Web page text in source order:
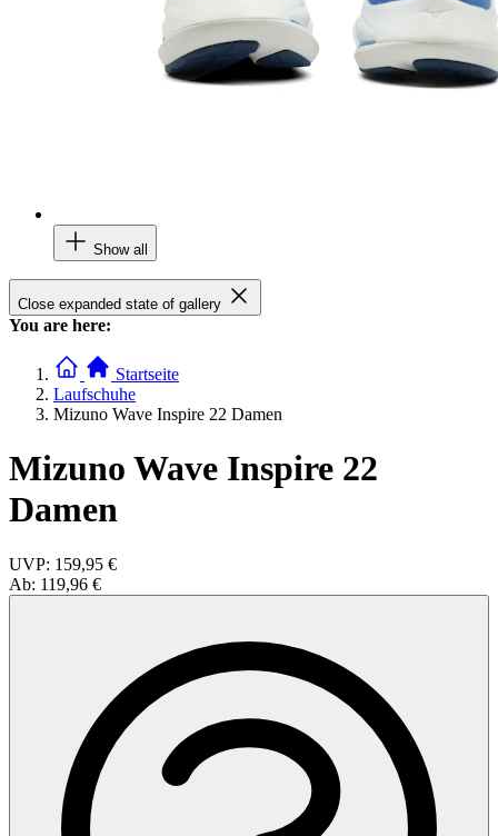
Show all
Close expanded state of gallery
You are here:
Startseite
Laufschuhe
Mizuno Wave Inspire 22 Damen
Mizuno Wave Inspire 22
Damen
UVP: 159,95 €
Ab: 119,96 €